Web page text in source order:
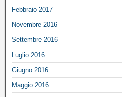
Febbraio 2017
Novembre 2016
Settembre 2016
Luglio 2016
Giugno 2016
Maggio 2016